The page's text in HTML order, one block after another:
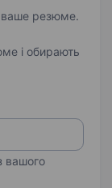
ваше резюме.
і обирають
вашого